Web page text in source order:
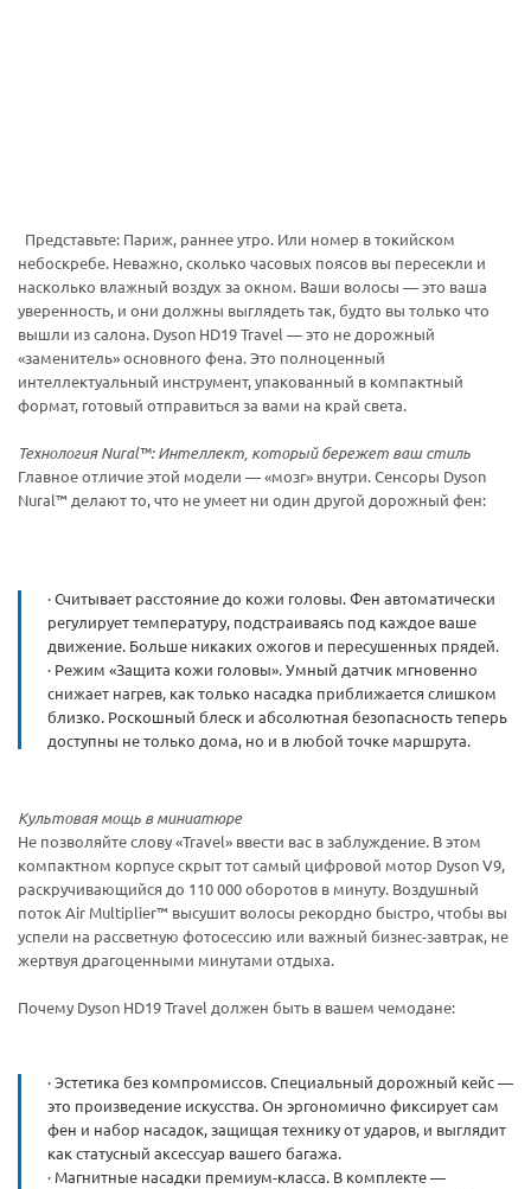
Представьте: Париж, раннее утро. Или номер в токийском
небоскребе. Неважно, сколько часовых поясов вы пересекли и
насколько влажный воздух за окном. Ваши волосы — это ваша
уверенность, и они должны выглядеть так, будто вы только что
вышли из салона. Dyson HD19 Travel — это не дорожный
«заменитель» основного фена. Это полноценный
интеллектуальный инструмент, упакованный в компактный
формат, готовый отправиться за вами на край света.
Технология Nural™: Интеллект, который бережет ваш стиль
Главное отличие этой модели — «мозг» внутри. Сенсоры Dyson
Nural™ делают то, что не умеет ни один другой дорожный фен:
· Считывает расстояние до кожи головы. Фен автоматически
регулирует температуру, подстраиваясь под каждое ваше
движение. Больше никаких ожогов и пересушенных прядей.
· Режим «Защита кожи головы». Умный датчик мгновенно
снижает нагрев, как только насадка приближается слишком
близко. Роскошный блеск и абсолютная безопасность теперь
доступны не только дома, но и в любой точке маршрута.
Культовая мощь в миниатюре
Не позволяйте слову «Travel» ввести вас в заблуждение. В этом
компактном корпусе скрыт тот самый цифровой мотор Dyson V9,
раскручивающийся до 110 000 оборотов в минуту. Воздушный
поток Air Multiplier™ высушит волосы рекордно быстро, чтобы вы
успели на рассветную фотосессию или важный бизнес-завтрак, не
жертвуя драгоценными минутами отдыха.
Почему Dyson HD19 Travel должен быть в вашем чемодане:
· Эстетика без компромиссов. Специальный дорожный кейс —
это произведение искусства. Он эргономично фиксирует сам
фен и набор насадок, защищая технику от ударов, и выглядит
как статусный аксессуар вашего багажа.
· Магнитные насадки премиум-класса. В комплекте —